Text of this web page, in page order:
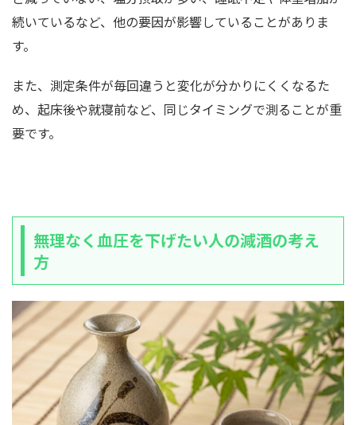
続いているなど、他の要因が影響していることがありま
す。
また、測定条件が毎回違うと変化が分かりにくくなるた
め、起床後や就寝前など、同じタイミングで測ることが重
要です。
無理なく血圧を下げたい人の減酒の考え
方